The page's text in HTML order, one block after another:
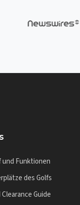
und Funktionen
des Golfs
Guide